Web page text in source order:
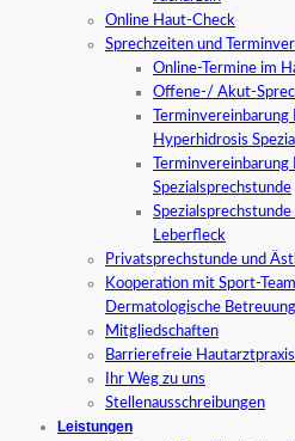
Online Haut-Check
Sprechzeiten und
Online-Termine im
Offene-/ Akut-
Hyperhidrosis
Spezialsprechstunde
Leberfleck
Privatsprechstunde und
Kooperation mit Sport-
Dermatologische
Mitgliedschaften
Barrierefreie
Ihr Weg zu uns
Stellenausschreibungen
Leistungen